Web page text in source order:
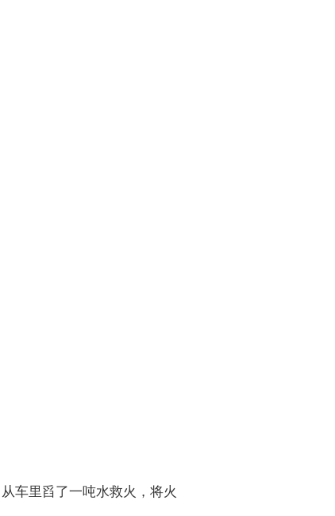
车里舀了一吨水救火，将火